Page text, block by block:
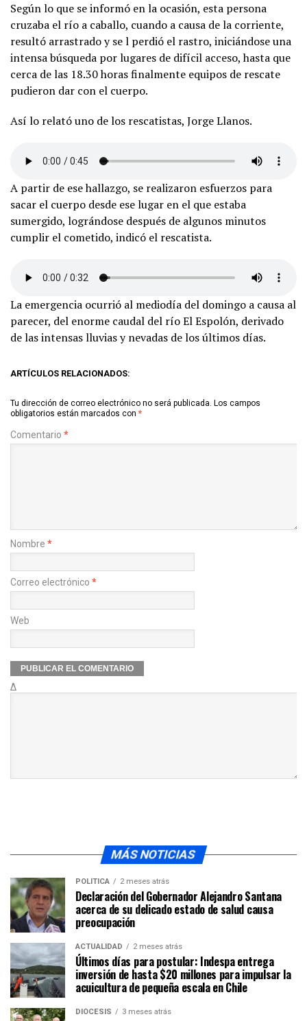
Según lo que se informó en la ocasión, esta persona
cruzaba el río a caballo, cuando a causa de la corriente,
resultó arrastrado y se l perdió el rastro, iniciándose una
intensa búsqueda por lugares de difícil acceso, hasta que
cerca de las 18.30 horas finalmente equipos de rescate
pudieron dar con el cuerpo.
Así lo relató uno de los rescatistas, Jorge Llanos.
A partir de ese hallazgo, se realizaron esfuerzos para
sacar el cuerpo desde ese lugar en el que estaba
sumergido, lográndose después de algunos minutos
cumplir el cometido, indicó el rescatista.
La emergencia ocurrió al mediodía del domingo a causa al
parecer, del enorme caudal del río El Espolón, derivado
de las intensas lluvias y nevadas de los últimos días.
ARTÍCULOS RELACIONADOS:
Tu dirección de correo electrónico no será publicada. Los campos
obligatorios están marcados con *
Comentario *
Nombre *
Correo electrónico *
Web
Δ
MÁS NOTICIAS
POLÍTICA 2 meses atrás
Declaración del Gobernador Alejandro Santana
acerca de su delicado estado de salud causa
preocupación
ACTUALIDAD 2 meses atrás
Últimos días para postular: Indespa entrega
inversión de hasta $20 millones para impulsar la
acuicultura de pequeña escala en Chile
DIÓCESIS 3 meses atrás